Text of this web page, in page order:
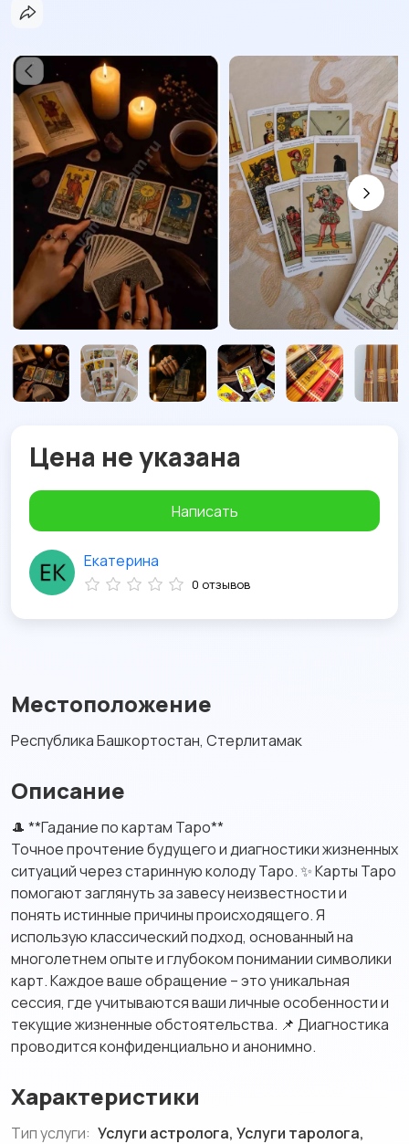
Местоположение
Республика Башкортостан, Стерлитамак
Описание
🎩 **Гадание по картам Таро**
Точное прочтение будущего и диагностики жизненных
ситуаций через старинную колоду Таро. ✨ Карты Таро
помогают заглянуть за завесу неизвестности и
понять истинные причины происходящего. Я
использую классический подход, основанный на
многолетнем опыте и глубоком понимании символики
карт. Каждое ваше обращение – это уникальная
сессия, где учитываются ваши личные особенности и
текущие жизненные обстоятельства. 📌 Диагностика
проводится конфиденциально и анонимно.
Характеристики
Тип услуги: Услуги астролога, Услуги таролога,
Цена не указана
Написать
Екатерина
0 отзывов